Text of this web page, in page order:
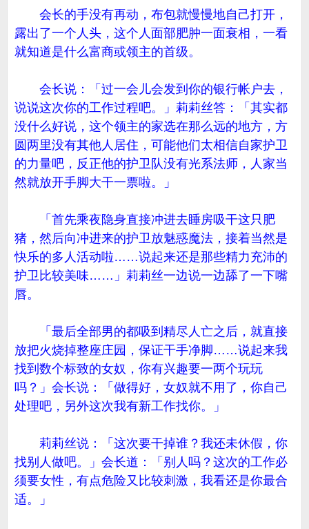
会长的手没有再动，布包就慢慢地自己打开，
露出了一个人头，这个人面部肥肿一面衰相，一看
就知道是什么富商或领主的首级。
会长说：「过一会儿会发到你的银行帐户去，
说说这次你的工作过程吧。」莉莉丝答：「其实都
没什么好说，这个领主的家选在那么远的地方，方
圆两里没有其他人居住，可能他们太相信自家护卫
的力量吧，反正他的护卫队没有光系法师，人家当
然就放开手脚大干一票啦。」
「首先乘夜隐身直接冲进去睡房吸干这只肥
猪，然后向冲进来的护卫放魅惑魔法，接着当然是
快乐的多人活动啦……说起来还是那些精力充沛的
护卫比较美味……」莉莉丝一边说一边舔了一下嘴
唇。
「最后全部男的都吸到精尽人亡之后，就直接
放把火烧掉整座庄园，保证干手净脚……说起来我
找到数个标致的女奴，你有兴趣要一两个玩玩
吗？」会长说：「做得好，女奴就不用了，你自己
处理吧，另外这次我有新工作找你。」
莉莉丝说：「这次要干掉谁？我还未休假，你
找别人做吧。」会长道：「别人吗？这次的工作必
须要女性，有点危险又比较刺激，我看还是你最合
适。」